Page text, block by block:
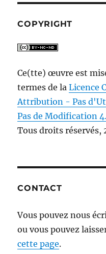
COPYRIGHT
Ce(tte) œuvre est
termes de laLicence
Attribution - Pas
Pas de Modification
Tous droits réservés,
CONTACT
Vous pouvez nous
ou vous pouvez
cette page.